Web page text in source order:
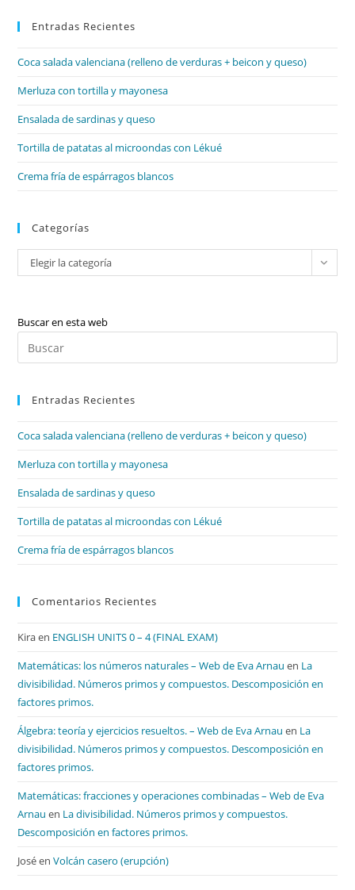
Textuals
De
La
Funcions
Llenguatge,
Concepte
Els
Literaris,
La
Entradas Recientes
Coca salada valenciana (relleno de verduras + beicon y queso)
Merluza con tortilla y mayonesa
Ensalada de sardinas y queso
Tortilla de patatas al microondas con Lékué
Crema fría de espárragos blancos
Categorías
Categorías
Elegir la categoría
Buscar en esta web
Entradas Recientes
Coca salada valenciana (relleno de verduras + beicon y queso)
Merluza con tortilla y mayonesa
Ensalada de sardinas y queso
Tortilla de patatas al microondas con Lékué
Crema fría de espárragos blancos
Comentarios Recientes
Kiraen ENGLISH UNITS 0 – 4 (FINAL EXAM)
Matemáticas: los números naturales – Web de Eva Arnau en La
divisibilidad. Números primos y compuestos. Descomposición en
factores primos.
Álgebra: teoría y ejercicios resueltos. – Web de Eva Arnau en La
divisibilidad. Números primos y compuestos. Descomposición en
factores primos.
Matemáticas: fracciones y operaciones combinadas – Web de Eva
Arnau en La divisibilidad. Números primos y compuestos.
Descomposición en factores primos.
JoséenVolcán casero (erupción)